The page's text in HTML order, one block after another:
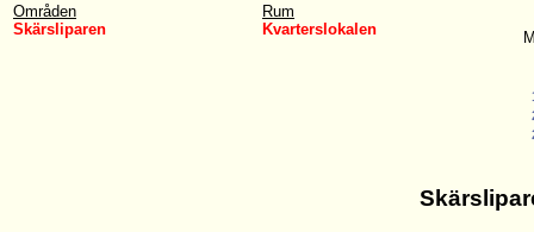
Områden
Skärsliparen
Rum
Kvarterslokalen